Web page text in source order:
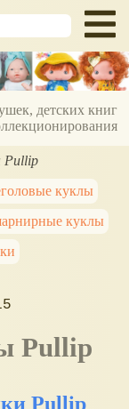
детских книг
Pullip
куклы
куклы
Pullip
Pullip